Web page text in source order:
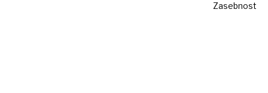
Zasebnost